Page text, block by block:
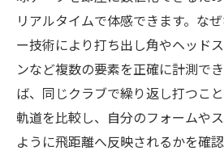
リアルタイムで体感できます。な
ー技術により打ち出し角やヘッド
ンなど複数の要素を正確に計測で
ば、同じクラブで繰り返し打つこ
軌道を比較し、自分のフォームや
ように飛距離へ反映されるかを確